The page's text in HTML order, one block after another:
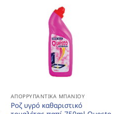
ΑΠΟΡΡΥΠΑΝΤΙΚΆ ΜΠΆΝΙΟΥ
Ροζ υγρό καθαριστικό